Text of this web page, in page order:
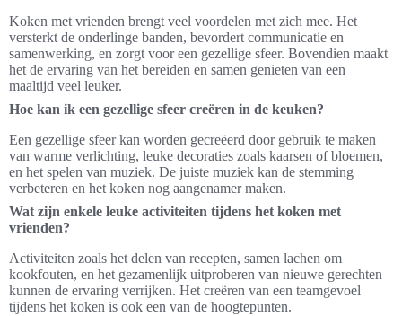
Koken met vrienden brengt veel voordelen met zich mee. Het
versterkt de onderlinge banden, bevordert communicatie en
samenwerking, en zorgt voor een gezellige sfeer. Bovendien maakt
het de ervaring van het bereiden en samen genieten van een
maaltijd veel leuker.
Hoe kan ik een gezellige sfeer creëren in de keuken?
Een gezellige sfeer kan worden gecreëerd door gebruik te maken
van warme verlichting, leuke decoraties zoals kaarsen of bloemen,
en het spelen van muziek. De juiste muziek kan de stemming
verbeteren en het koken nog aangenamer maken.
Wat zijn enkele leuke activiteiten tijdens het koken met
vrienden?
Activiteiten zoals het delen van recepten, samen lachen om
kookfouten, en het gezamenlijk uitproberen van nieuwe gerechten
kunnen de ervaring verrijken. Het creëren van een teamgevoel
tijdens het koken is ook een van de hoogtepunten.